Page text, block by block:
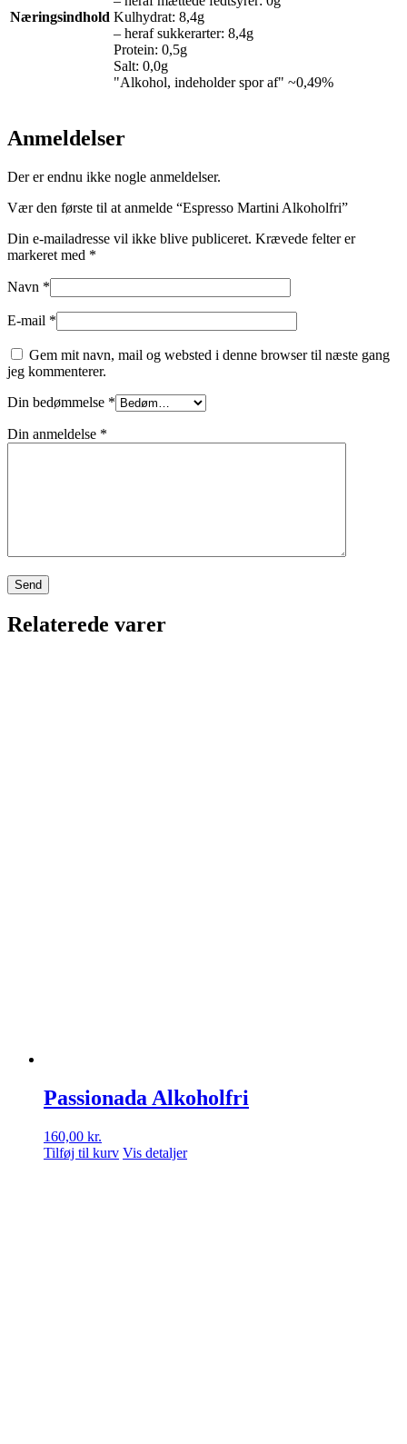
Næringsindhold Kulhydrat: 8,4g
– heraf sukkerarter: 8,4g
Protein: 0,5g
Salt: 0,0g
"Alkohol, indeholder spor af" ~0,49%
Anmeldelser
Der er endnu ikke nogle anmeldelser.
Vær den første til at anmelde “Espresso Martini Alkoholfri”
Din e-mailadresse vil ikke blive publiceret. Krævede felter er
markeret med *
Navn *
E-mail *
Gem mit navn, mail og websted i denne browser til næste gang
jeg kommenterer.
Din bedømmelse *
Din anmeldelse *
Relaterede varer
Passionada Alkoholfri
160,00 kr.
Tilføj til kurv Vis detaljer